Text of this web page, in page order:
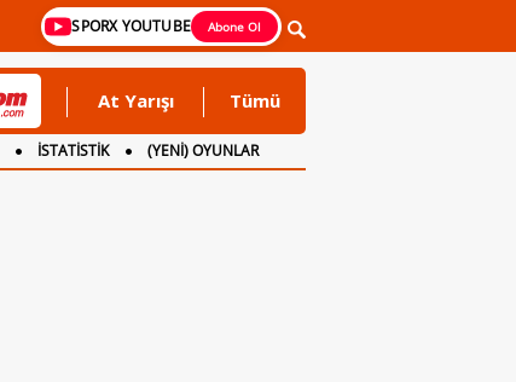
SPORX YOUTUBE Abone Ol
At Yarışı Tümü
İSTATİSTİK
(YENİ) OYUNLAR